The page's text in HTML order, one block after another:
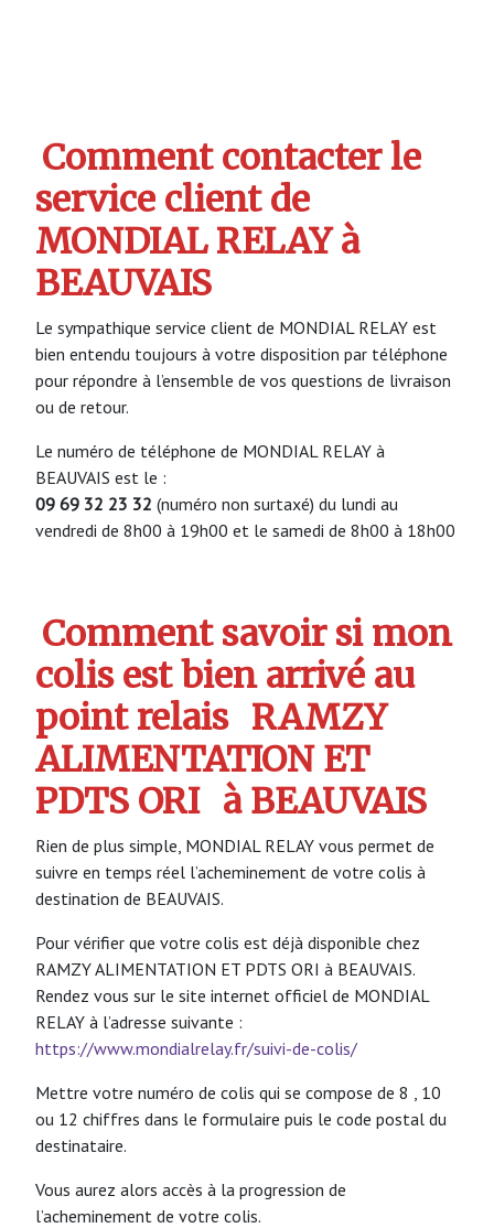
Comment contacter le
service client de
MONDIAL RELAY à
BEAUVAIS
Le sympathique service client de MONDIAL RELAY est
bien entendu toujours à votre disposition par téléphone
pour répondre à l’ensemble de vos questions de livraison
ou de retour.
Le numéro de téléphone de MONDIAL RELAY à
BEAUVAIS est le :
09 69 32 23 32 (numéro non surtaxé) du lundi au
vendredi de 8h00 à 19h00 et le samedi de 8h00 à 18h00
Comment savoir si mon
colis est bien arrivé au
point relais RAMZY
ALIMENTATION ET
PDTS ORI à BEAUVAIS
Rien de plus simple, MONDIAL RELAY vous permet de
suivre en temps réel l’acheminement de votre colis à
destination de BEAUVAIS.
Pour vérifier que votre colis est déjà disponible chez
RAMZY ALIMENTATION ET PDTS ORI à BEAUVAIS.
Rendez vous sur le site internet officiel de MONDIAL
RELAY à l’adresse suivante :
https://www.mondialrelay.fr/suivi-de-colis/
Mettre votre numéro de colis qui se compose de 8 , 10
ou 12 chiffres dans le formulaire puis le code postal du
destinataire.
Vous aurez alors accès à la progression de
l’acheminement de votre colis.